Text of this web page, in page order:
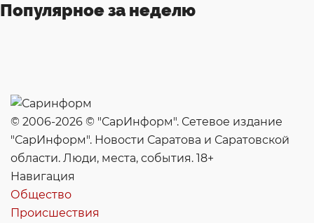
Популярное за неделю
© 2006-2026 © "СарИнформ". Сетевое издание
"СарИнформ". Новости Саратова и Саратовской
области. Люди, места, события. 18+
Навигация
Общество
Происшествия